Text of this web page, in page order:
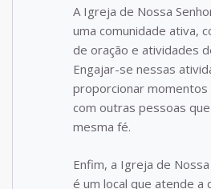
A Igreja de Nossa
uma comunidade ativa,
de oração e atividades
Engajar-se nessas
proporcionar momentos
com outras pessoas
mesma fé.
Enfim, a Igreja de
é um local que atende a